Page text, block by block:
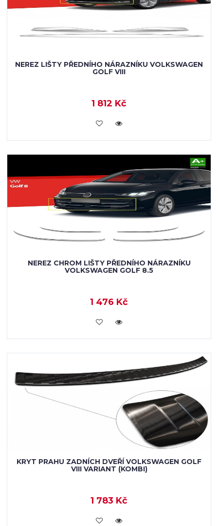
NEREZ LIŠTY PŘEDNÍHO NÁRAZNÍKU VOLKSWAGEN
GOLF VIII
1 812 Kč
KOUPIT
NEREZ CHROM LIŠTY PŘEDNÍHO NÁRAZNÍKU
VOLKSWAGEN GOLF 8.5
1 476 Kč
KOUPIT
KRYT PRAHU ZADNÍCH DVEŘÍ VOLKSWAGEN GOLF
VIII VARIANT (KOMBI)
1 783 Kč
KOUPIT